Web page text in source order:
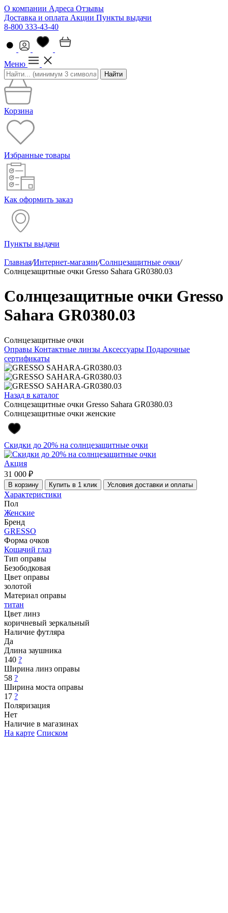
О компании Адреса Отзывы
Доставка и оплата Акции Пункты выдачи
8-800 333-43-40
Меню
Найти
Корзина
Избранные товары
Как оформить заказ
Пункты выдачи
Главная/Интернет-магазин/Солнцезащитные очки/
Солнцезащитные очки Gresso Sahara GR0380.03
Солнцезащитные очки Gresso
Sahara GR0380.03
Солнцезащитные очки
Оправы Контактные линзы Аксессуары Подарочные
сертификаты
Назад в каталог
Солнцезащитные очки Gresso Sahara GR0380.03
Солнцезащитные очки женские
Скидки до 20% на солнцезащитные очки
Акция
31 000 ₽
В корзину Купить в 1 клик Условия доставки и оплаты
Характеристики
Пол
Женские
Бренд
GRESSO
Форма очков
Кошачий глаз
Тип оправы
Безободковая
Цвет оправы
золотой
Материал оправы
титан
Цвет линз
коричневый зеркальный
Наличие футляра
Да
Длина заушника
140 ?
Ширина линз оправы
58 ?
Ширина моста оправы
17 ?
Поляризация
Нет
Наличие в магазинах
На карте Списком